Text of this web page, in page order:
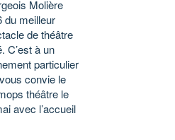
Molière
du meilleur
de théâtre
C’est à un
particulier
convie le
théâtre le
avec l’accueil